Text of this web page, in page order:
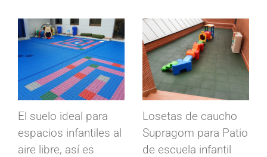
Suelos conductivos
Conducta para
fábrica de
Losetas industriales
Modulfix en cámaras
frigoríficas